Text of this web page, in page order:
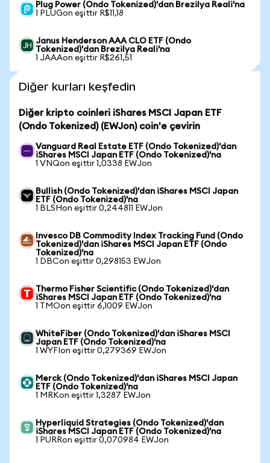
Plug Power (Ondo Tokenized)'dan Brezilya Reali'na
1 PLUGon eşittir R$11,18
Janus Henderson AAA CLO ETF (Ondo
Tokenized)'dan Brezilya Reali'na
1 JAAAon eşittir R$261,51
Diğer kurları keşfedin
Diğer kripto coinleri iShares MSCI Japan ETF
(Ondo Tokenized) (EWJon) coin'e çevirin
Vanguard Real Estate ETF (Ondo Tokenized)'dan
iShares MSCI Japan ETF (Ondo Tokenized)'na
1 VNQon eşittir 1,0338 EWJon
Bullish (Ondo Tokenized)'dan iShares MSCI Japan
ETF (Ondo Tokenized)'na
1 BLSHon eşittir 0,244811 EWJon
Invesco DB Commodity Index Tracking Fund (Ondo
Tokenized)'dan iShares MSCI Japan ETF (Ondo
Tokenized)'na
1 DBCon eşittir 0,298153 EWJon
Thermo Fisher Scientific (Ondo Tokenized)'dan
iShares MSCI Japan ETF (Ondo Tokenized)'na
1 TMOon eşittir 6,1009 EWJon
WhiteFiber (Ondo Tokenized)'dan iShares MSCI
Japan ETF (Ondo Tokenized)'na
1 WYFIon eşittir 0,279369 EWJon
Merck (Ondo Tokenized)'dan iShares MSCI Japan
ETF (Ondo Tokenized)'na
1 MRKon eşittir 1,3287 EWJon
Hyperliquid Strategies (Ondo Tokenized)'dan
iShares MSCI Japan ETF (Ondo Tokenized)'na
1 PURRon eşittir 0,070984 EWJon